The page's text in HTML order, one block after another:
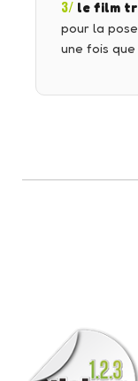
3/ le film
pour la
une fois